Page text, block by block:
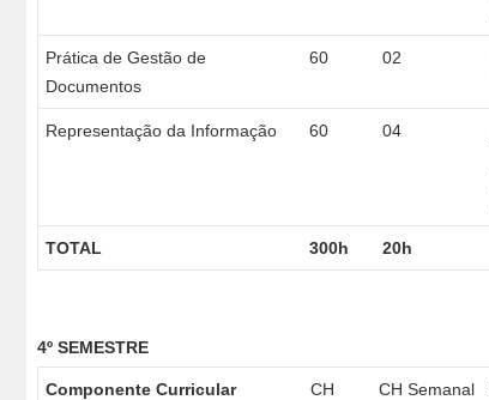
Prática de Gestão de
Documentos
60 02
Representação da Informação 60 04
TOTAL 300h 20h
4º SEMESTRE
Componente Curricular
CH
CH Semanal